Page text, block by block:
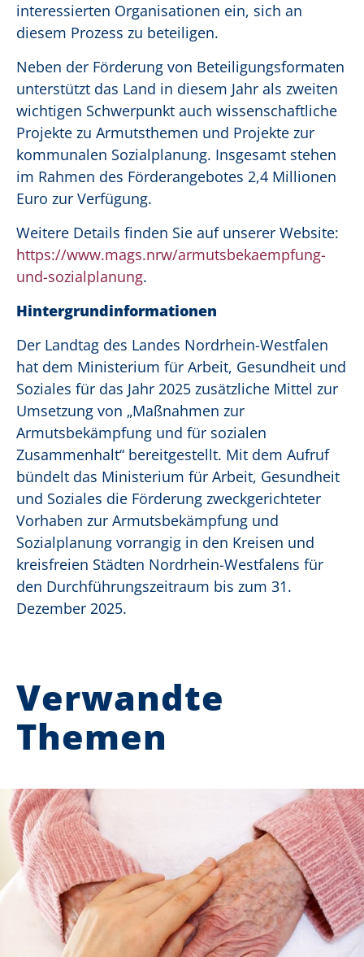
interessierten Organisationen ein, sich an
diesem Prozess zu beteiligen.
Neben der Förderung von Beteiligungsformaten
unterstützt das Land in diesem Jahr als zweiten
wichtigen Schwerpunkt auch wissenschaftliche
Projekte zu Armutsthemen und Projekte zur
kommunalen Sozialplanung. Insgesamt stehen
im Rahmen des Förderangebotes 2,4 Millionen
Euro zur Verfügung.
Weitere Details finden Sie auf unserer Website:
https://www.mags.nrw/armutsbekaempfung-
und-sozialplanung.
Hintergrundinformationen
Der Landtag des Landes Nordrhein-Westfalen
hat dem Ministerium für Arbeit, Gesundheit und
Soziales für das Jahr 2025 zusätzliche Mittel zur
Umsetzung von „Maßnahmen zur
Armutsbekämpfung und für sozialen
Zusammenhalt“ bereitgestellt. Mit dem Aufruf
bündelt das Ministerium für Arbeit, Gesundheit
und Soziales die Förderung zweckgerichteter
Vorhaben zur Armutsbekämpfung und
Sozialplanung vorrangig in den Kreisen und
kreisfreien Städten Nordrhein-Westfalens für
den Durchführungszeitraum bis zum 31.
Dezember 2025.
Verwandte
Themen